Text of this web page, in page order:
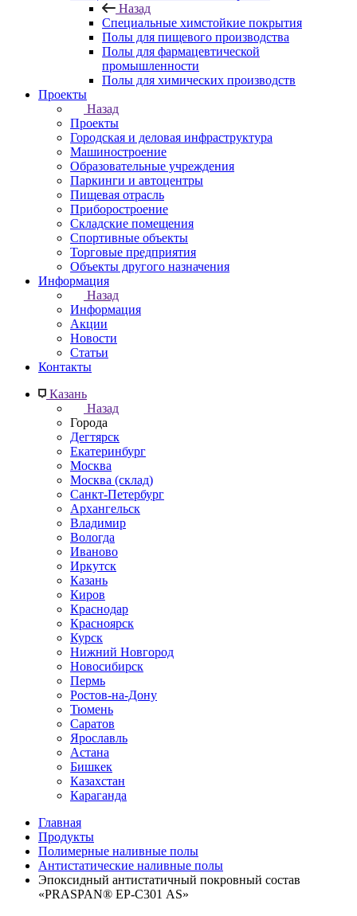
Назад
Специальные химстойкие покрытия
Полы для пищевого производства
Полы для фармацевтической
промышленности
Полы для химических производств
Проекты
Назад
Проекты
Городская и деловая инфраструктура
Машиностроение
Образовательные учреждения
Паркинги и автоцентры
Пищевая отрасль
Приборостроение
Складские помещения
Спортивные объекты
Торговые предприятия
Объекты другого назначения
Информация
Назад
Информация
Акции
Новости
Статьи
Контакты
Казань
Назад
Города
Дегтярск
Екатеринбург
Москва
Москва (склад)
Санкт-Петербург
Архангельск
Владимир
Вологда
Иваново
Иркутск
Казань
Киров
Краснодар
Красноярск
Курск
Нижний Новгород
Новосибирск
Пермь
Ростов-на-Дону
Тюмень
Саратов
Ярославль
Астана
Бишкек
Казахстан
Караганда
Главная
Продукты
Полимерные наливные полы
Антистатические наливные полы
Эпоксидный антистатичный покровный состав
«PRASPAN® EP-С301 AS»